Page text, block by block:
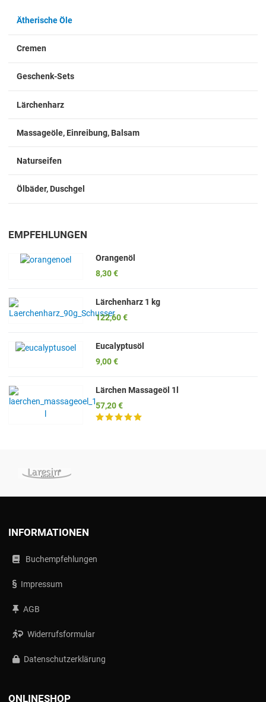
Ätherische Öle
Cremen
Geschenk-Sets
Lärchenharz
Massageöle, Einreibung, Balsam
Naturseifen
Ölbäder, Duschgel
EMPFEHLUNGEN
Orangenöl
8,30 €
Lärchenharz 1 kg
122,60 €
Eucalyptusöl
9,00 €
Lärchen Massageöl 1l
57,20 €
INFORMATIONEN
Buchempfehlungen
Impressum
AGB
Widerrufsformular
Datenschutzerklärung
ONLINESHOP